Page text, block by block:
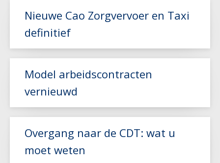
Lees meer
Nieuwe Cao Zorgvervoer en Taxi
definitief
Model arbeidscontracten
vernieuwd
Overgang naar de CDT: wat u
moet weten